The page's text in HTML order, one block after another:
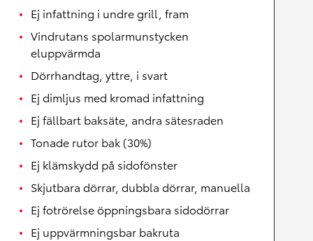
Ej infattning i undre grill, fram
Vindrutans spolarmunstycken
eluppvärmda
Dörrhandtag, yttre, i svart
Ej dimljus med kromad infattning
Ej fällbart baksäte, andra sätesraden
Tonade rutor bak (30%)
Ej klämskydd på sidofönster
Skjutbara dörrar, dubbla dörrar, manuella
Ej fotrörelse öppningsbara sidodörrar
Ej uppvärmningsbar bakruta